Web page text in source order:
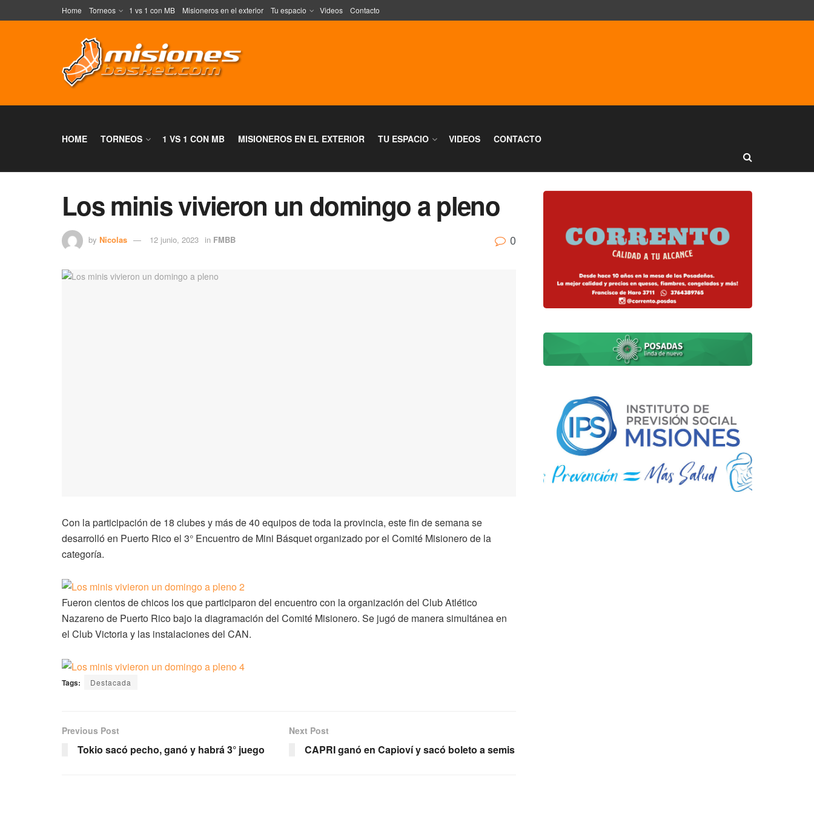
Home Torneos 1 vs 1 con MB Misioneros en el exterior Tu espacio Videos Contacto
HOME TORNEOS 1 VS 1 CON MB MISIONEROS EN EL EXTERIOR TU ESPACIO VIDEOS CONTACTO
Los minis vivieron un domingo a pleno
by Nicolas 12 junio, 2023 in FMBB 0
Con la participación de 18 clubes y más de 40 equipos de toda la provincia, este fin de semana se
desarrolló en Puerto Rico el 3° Encuentro de Mini Básquet organizado por el Comité Misionero de la
categoría.
Fueron cientos de chicos los que participaron del encuentro con la organización del Club Atlético
Nazareno de Puerto Rico bajo la diagramación del Comité Misionero. Se jugó de manera simultánea en
el Club Victoria y las instalaciones del CAN.
Tags: Destacada
Previous Post
Tokio sacó pecho, ganó y habrá 3° juego
Next Post
CAPRI ganó en Capioví y sacó boleto a semis